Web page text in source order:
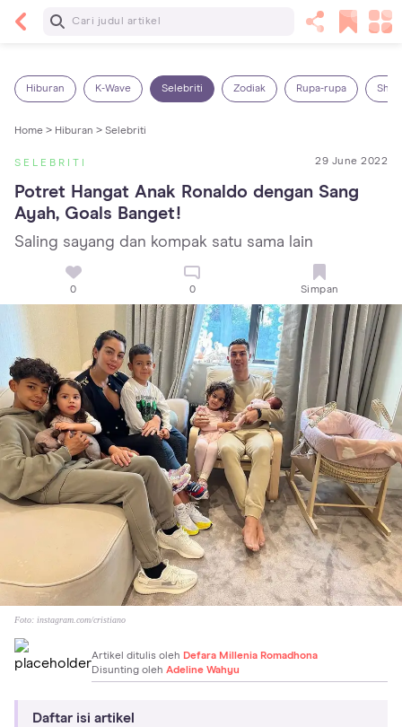
Baca Selanjutnya
Hiburan K-Wave Selebriti Zodiak Rupa-rupa
Home > Hiburan > Selebriti
SELEBRITI 29 June 2022
Potret Hangat Anak Ronaldo dengan Sang
Ayah, Goals Banget!
Saling sayang dan kompak satu sama lain
0 0 Simpan
Foto: instagram.com/cristiano
Artikel ditulis oleh Defara Millenia Romadhona
Disunting oleh Adeline Wahyu
Daftar isi artikel